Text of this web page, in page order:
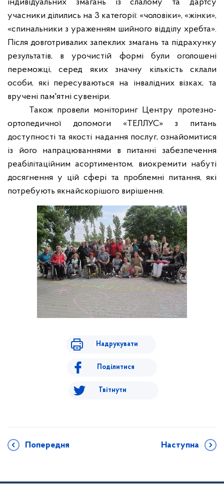
індивідуальних змагань із слалому та дартсу
учасники ділились на 3 категорії: «чоловіки», «жінки»,
«спинальники з ураженням шийного відділу хребта».
Після довготривалих запеклих змагань та підрахунку
результатів, в урочистій формі були оголошені
переможці, серед яких значну кількість склали
особи, які пересуваються на інвалідних візках, та
вручені пам'ятні сувеніри.
Також провели моніторинг Центру протезно-
ортопедичної допомоги «ТЕЛЛУС» з питань
доступності та якості надання послуг, ознайомитися
із його напрацюваннями в питанні забезпечення
реабілітаційним асортиментом, виокремити набуті
досягнення у цій сфері та проблемні питання, які
потребують якнайскорішого вирішення.
Надрукувати
Поділитися
Твітнути
Попередня Наступна